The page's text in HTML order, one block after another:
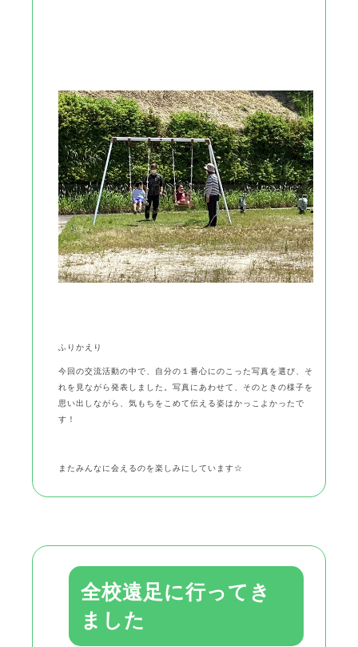
ふりかえり
今回の交流活動の中で、自分の１番心にのこった写真を選び、そ
れを見ながら発表しました。写真にあわせて、そのときの様子を
思い出しながら、気もちをこめて伝える姿はかっこよかったで
す！
またみんなに会えるのを楽しみにしています☆
全校遠足に行ってき
ました